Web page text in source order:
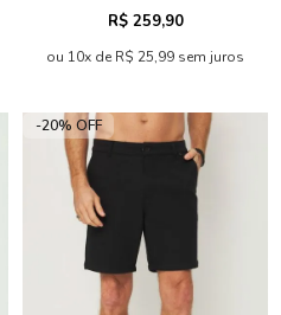
R$ 259,90
ou 10x de R$ 25,99 sem juros
-20% OFF